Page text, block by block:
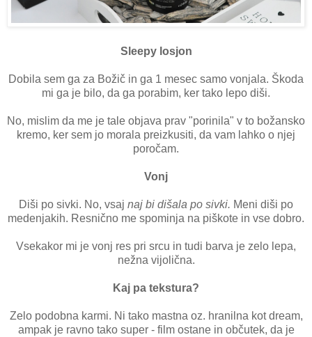
Sleepy losjon
Dobila sem ga za Božič in ga 1 mesec samo vonjala. Škoda
mi ga je bilo, da ga porabim, ker tako lepo diši.
No, mislim da me je tale objava prav "porinila" v to božansko
kremo, ker sem jo morala preizkusiti, da vam lahko o njej
poročam.
Vonj
Diši po sivki. No, vsaj naj bi dišala po sivki. Meni diši po
medenjakih. Resnično me spominja na piškote in vse dobro.
Vsekakor mi je vonj res pri srcu in tudi barva je zelo lepa,
nežna vijolična.
Kaj pa tekstura?
Zelo podobna karmi. Ni tako mastna oz. hranilna kot dream,
ampak je ravno tako super - film ostane in občutek, da je